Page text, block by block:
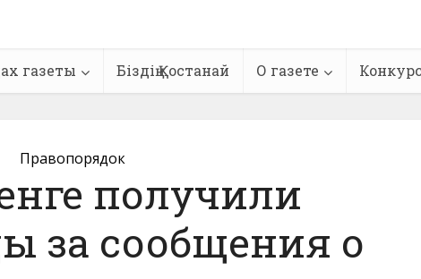
газеты Біздің Қостанай О газете
Правопорядок
получили
за сообщения о